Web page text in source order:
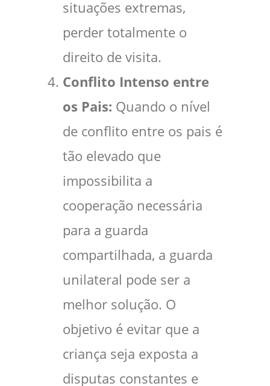
situações extremas,
perder totalmente o
direito de visita.
Conflito Intenso entre
os Pais: Quando o nível
de conflito entre os pais é
tão elevado que
impossibilita a
cooperação necessária
para a guarda
compartilhada, a guarda
unilateral pode ser a
melhor solução. O
objetivo é evitar que a
criança seja exposta a
disputas constantes e